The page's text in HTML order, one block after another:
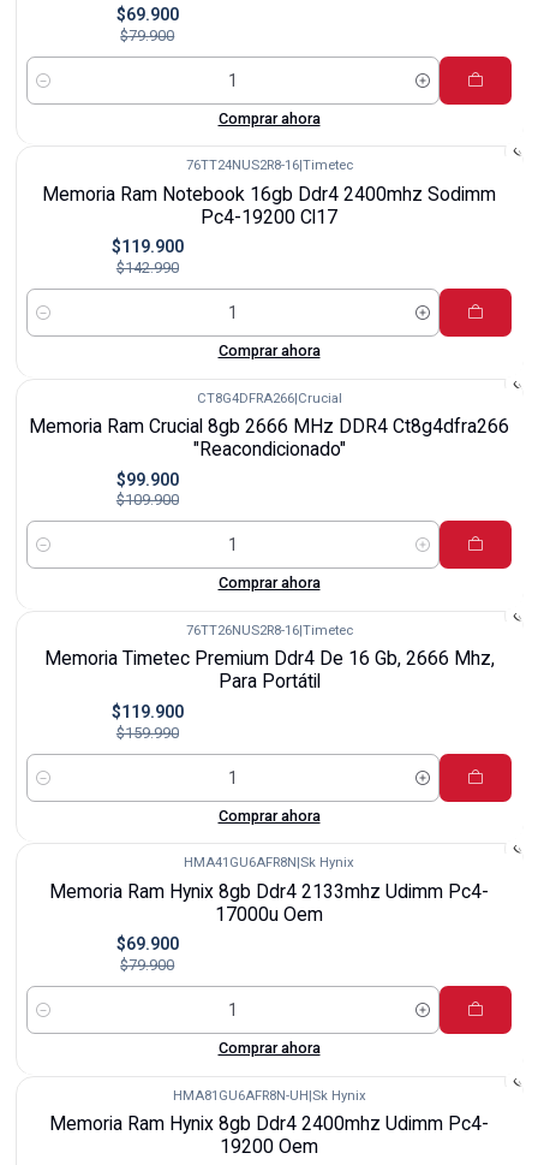
$69.900
$79.900
Cantidad
Comprar ahora
76TT24NUS2R8-16| Timetec
Memoria Ram Notebook 16gb Ddr4 2400mhz Sodimm
Pc4-19200 Cl17
$119.900
$142.990
Cantidad
Comprar ahora
CT8G4DFRA266|Crucial
Memoria Ram Crucial 8gb 2666 MHz DDR4 Ct8g4dfra266
"Reacondicionado"
$99.900
$109.900
Cantidad
Comprar ahora
76TT26NUS2R8-16|Timetec
Memoria Timetec Premium Ddr4 De 16 Gb, 2666 Mhz,
Para Portátil
$119.900
$159.990
Cantidad
Comprar ahora
HMA41GU6AFR8N Sk Hynix
Memoria Ram Hynix 8gb Ddr4 2133mhz Udimm Pc4-
17000u Oem
$69.900
$79.900
Cantidad
Comprar ahora
HMA81GU6AFR8N-UH|Sk Hynix
Memoria Ram Hynix 8gb Ddr4 2400mhz Udimm Pc4-
19200 Oem